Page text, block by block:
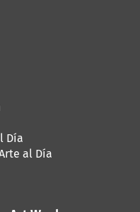
Día
al Día